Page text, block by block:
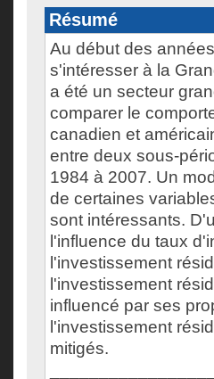
Résumé
Au début des
s'intéresser à la
a été un secteur
comparer le
canadien et
entre deux sous-
1984 à 2007. Un
de certaines
sont intéressants.
l'influence du taux
l'investissement
l'investissement
influencé par ses
l'investissement
mitigés.